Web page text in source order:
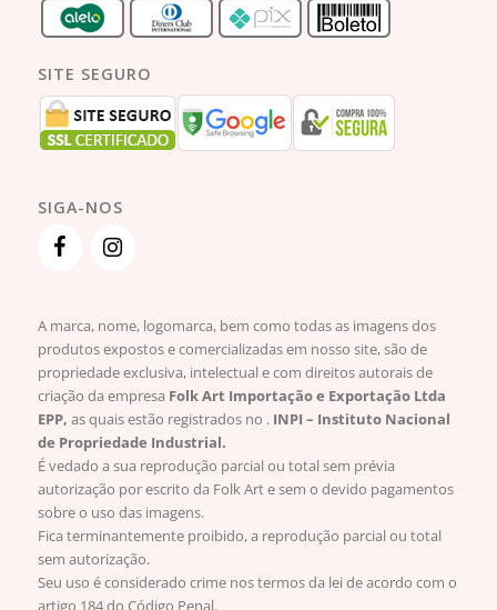
SITE SEGURO
SIGA-NOS
A marca, nome, logomarca, bem como todas as imagens dos
produtos expostos e comercializadas em nosso site, são de
propriedade exclusiva, intelectual e com direitos autorais de
criação da empresa Folk Art Importação e Exportação Ltda
EPP, as quais estão registrados no . INPI – Instituto Nacional
de Propriedade Industrial.
É vedado a sua reprodução parcial ou total sem prévia
autorização por escrito da Folk Art e sem o devido pagamentos
sobre o uso das imagens.
Fica terminantemente proibido, a reprodução parcial ou total
sem autorização.
Seu uso é considerado crime nos termos da lei de acordo com o
artigo 184 do Código Penal.